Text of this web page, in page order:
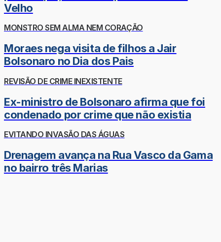
Velho
MONSTRO SEM ALMA NEM CORAÇÃO
Moraes nega visita de filhos a Jair
Bolsonaro no Dia dos Pais
REVISÃO DE CRIME INEXISTENTE
Ex-ministro de Bolsonaro afirma que foi
condenado por crime que não existia
EVITANDO INVASÃO DAS ÁGUAS
Drenagem avança na Rua Vasco da Gama
no bairro três Marias